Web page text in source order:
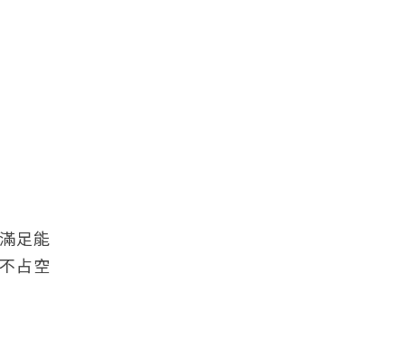
足能
占空